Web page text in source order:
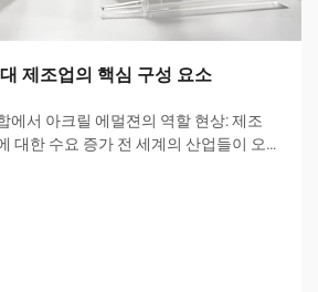
제조업의 핵심 구성 요소
에서 아크릴 에멀젼의 역할 현상: 제조
대한 수요 증가 전 세계의 산업들이 오